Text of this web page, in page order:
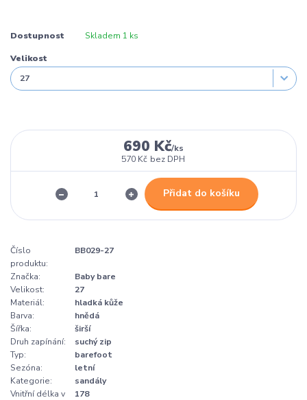
Dostupnost Skladem 1 ks
Velikost
690 Kč/ks
570 Kč bez DPH
Přidat do košíku
Číslo
produktu:
BB029-27
Značka:
Baby bare
Velikost:
27
Materiál:
hladká kůže
Barva:
hnědá
Šířka:
širší
Druh zapínání:
suchý zip
Typ:
barefoot
Sezóna:
letní
Kategorie:
sandály
Vnitřní délka v
178